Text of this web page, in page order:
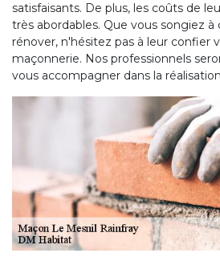
satisfaisants. De plus, les coûts de
très abordables. Que vous songiez à
rénover, n'hésitez pas à leur confier
maçonnerie. Nos professionnels
vous accompagner dans la